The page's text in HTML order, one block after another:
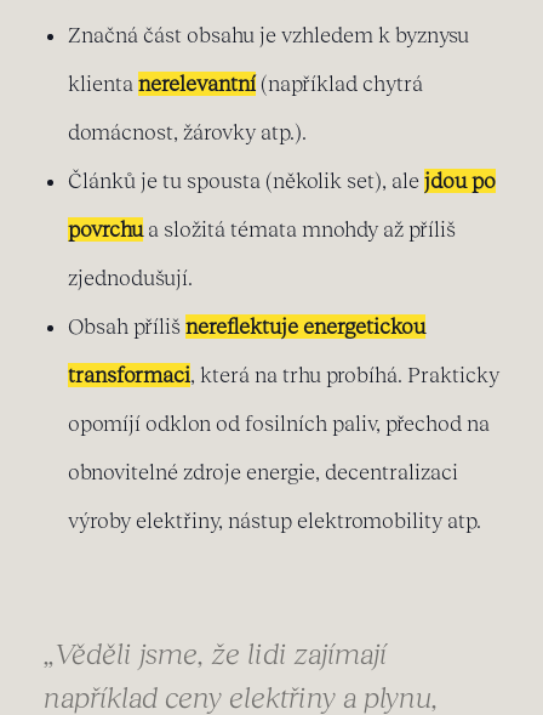
Značná část obsahu je vzhledem k byznysu
klienta nerelevantní(například chytrá
domácnost, žárovky atp.).
Článků je tu spousta (několik set), ale jdou po
povrchu a složitá témata mnohdy až příliš
zjednodušují.
Obsah příliš nereflektuje energetickou
transformaci, která na trhu probíhá. Prakticky
opomíjí odklon od fosilních paliv, přechod na
obnovitelné zdroje energie, decentralizaci
výroby elektřiny, nástup elektromobility atp.
„Věděli jsme, že lidi zajímají
například ceny elektřiny a plynu,